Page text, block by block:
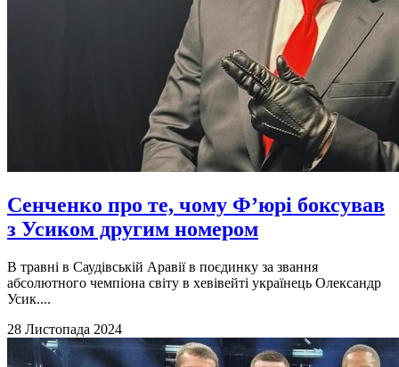
Сенченко про те, чому Ф’юрі боксував
з Усиком другим номером
В травні в Саудівській Аравії в поєдинку за звання
абсолютного чемпіона світу в хевівейті українець Олександр
Усик....
28 Листопада 2024